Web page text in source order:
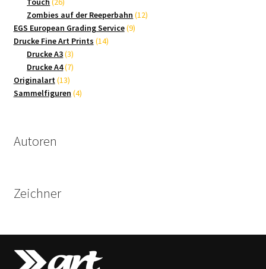
Produkte
Zombies auf der Reeperbahn 1212
EGS European Grading Service 99
Drucke Fine Art Prints 1414
Drucke A3 33
Produkte
Drucke A4 77
Originalart 1313
Produkte
Sammelfiguren 44
Autoren
Zeichner